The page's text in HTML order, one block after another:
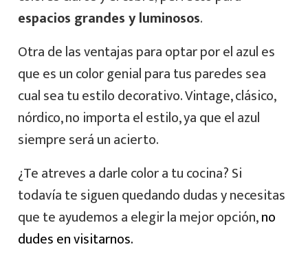
espacios grandes y luminosos.
Otra de las ventajas para optar por el azul es
que es un color genial para tus paredes sea
cual sea tu estilo decorativo. Vintage, clásico,
nórdico, no importa el estilo, ya que el azul
siempre será un acierto.
¿Te atreves a darle color a tu cocina? Si
todavíate siguen quedando dudas y necesitas
que te ayudemos a elegir la mejor opción,no
dudes en visitarnos.